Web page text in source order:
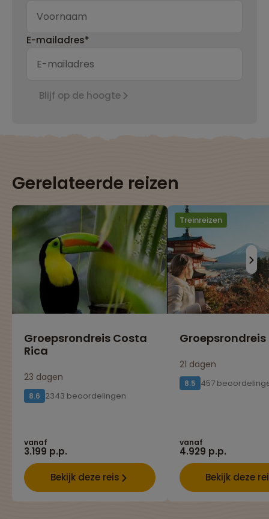
E-mailadres*
Blijf op de hoogte
Gerelateerde reizen
Groepsrondreis Costa
Rica
23 dagen
8.6 2343 beoordelingen
vanaf
3.199 p.p.
Bekijk deze reis
Treinreizen
21 dagen
8.5 457
vanaf
4.929 p.p.
Bekijk deze